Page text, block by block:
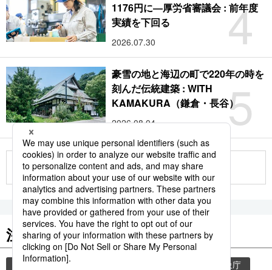
4
1176円に―厚労省審議会 : 前年度
実績を下回る
2026.07.30
5
豪雪の地と海辺の町で220年の時を
刻んだ伝統建築 : WITH
KAMAKURA（鎌倉・長谷）
2026.08.04
もっと見る
注目のキーワード
共同通信ニュース 気象庁